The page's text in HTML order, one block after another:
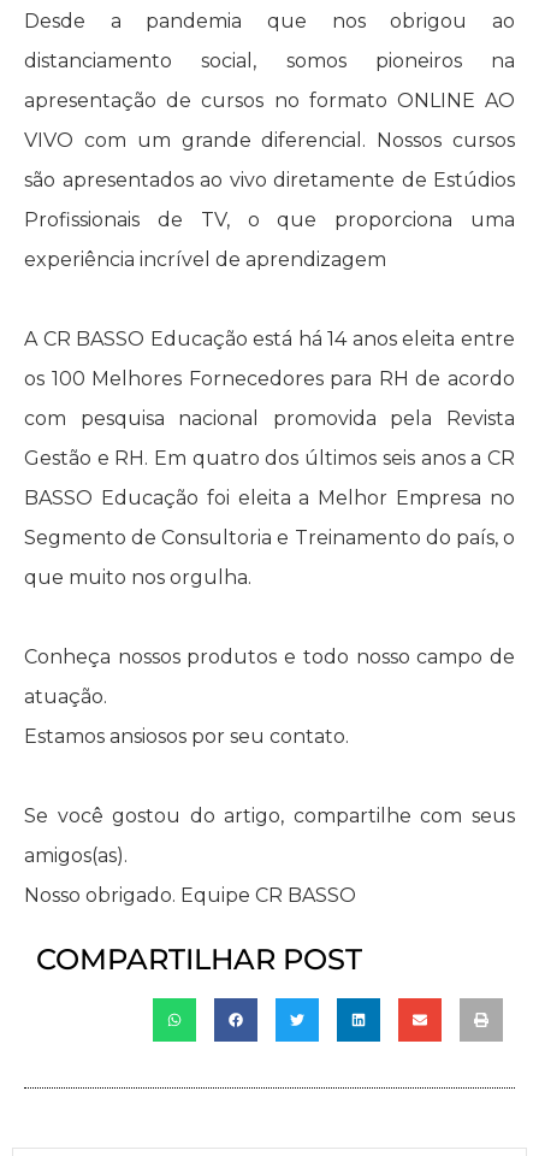
Desde a pandemia que nos obrigou ao
distanciamento social, somos pioneiros na
apresentação de cursos no formato ONLINE AO
VIVO com um grande diferencial. Nossos cursos
são apresentados ao vivo diretamente de Estúdios
Profissionais de TV, o que proporciona uma
experiência incrível de aprendizagem
A CR BASSO Educação está há 14 anos eleita entre
os 100 Melhores Fornecedores para RH de acordo
com pesquisa nacional promovida pela Revista
Gestão e RH. Em quatro dos últimos seis anos a CR
BASSO Educação foi eleita a Melhor Empresa no
Segmento de Consultoria e Treinamento do país, o
que muito nos orgulha.
Conheça nossos produtos e todo nosso campo de
atuação.
Estamos ansiosos por seu contato.
Se você gostou do artigo, compartilhe com seus
amigos(as).
Nosso obrigado. Equipe CR BASSO
COMPARTILHAR POST